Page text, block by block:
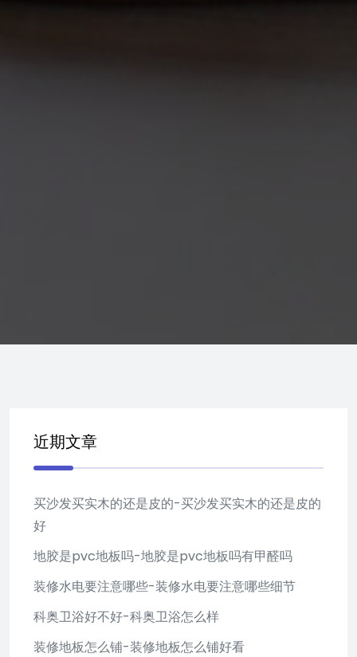
近期文章
买沙发买实木的还是皮的-买沙发买实木的还是皮的
好
地胶是pvc地板吗-地胶是pvc地板吗有甲醛吗
装修水电要注意哪些-装修水电要注意哪些细节
科奥卫浴好不好-科奥卫浴怎么样
装修地板怎么铺-装修地板怎么铺好看